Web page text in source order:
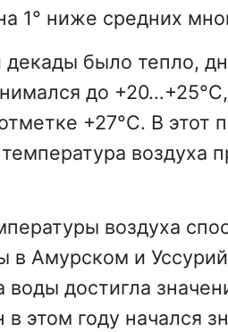
1° ниже средних
декады было тепло,
до
+27°C. В этот
воздуха
воздуха
Амурском и
воды достигла
в этом году начался